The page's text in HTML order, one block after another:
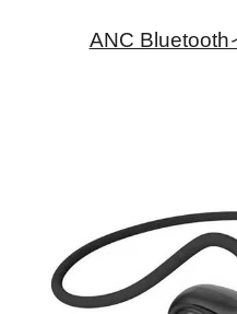
ANC Bluetooth